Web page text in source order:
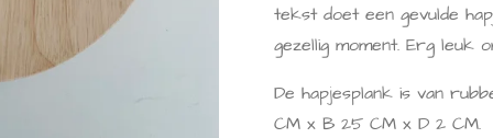
tekst doet een gevulde
gezellig moment. Erg leuk
De hapjesplank is van
CM x B 25 CM x D 2 CM.